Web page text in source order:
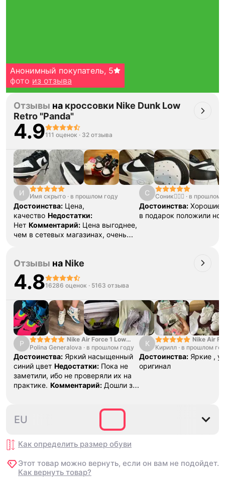
Тройная гарантия
оригинальности
Товар сертифицирован и опломбирован.
Проверяем на оригинальность
по 16 параметрам.
Если придёт подделка — вернём деньги
в трёхкратном размере.
Как мы провеяем товары
Анонимный покупатель, 5
фото из отзыва
Отзывы на кроссовки Nike Dunk Low
Retro "Panda"
4.9111 оценок · 32 отзыва
И Имя скрыто · в прошлом году
Достоинства: Цена,
качество Недостатки:
Нет Комментарий: Цена выгоднее,
чем в сетевых магазинах, очень
С Соник🧛🏼‍♀️ · в прошлом
Достоинства: Хорошие
в подарок положили
Отзывы на Nike
4.816286 оценок · 5163 отзыва
P
Nike Air Force 1 Low
College Pack White
Blue
Polina Generalova · в прошлом году
Достоинства: Яркий насыщенный
синий цвет Недостатки: Пока не
заметили, ибо не проверяли их на
практике. Комментарий: Дошли за
К
Nike Air
Yellow
Кирилл · в прошлом
Достоинства: Яркие ,
оригинал
41
EU
Как определить размер обуви
Этот товар можно вернуть, если он вам не подойдет.
Как вернуть товар?